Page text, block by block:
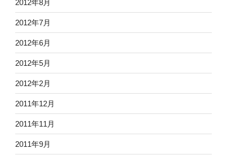
2012年8月
2012年7月
2012年6月
2012年5月
2012年2月
2011年12月
2011年11月
2011年9月